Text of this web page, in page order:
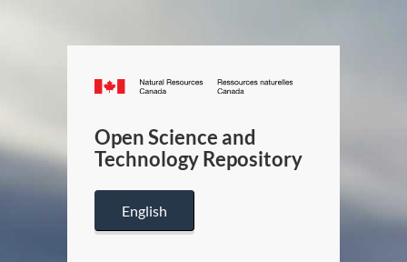
Canada.ca
/
Canada
Open Science and
Technology Repository
English